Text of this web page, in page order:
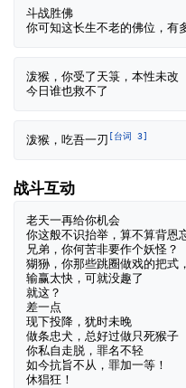
斗战胜佛
泼猴，你受了天箓，本性未改
泼猴，吃吾一刃 [台词 3]
战斗互动
老天一再给你机会
你这般不识抬举，算不算背恩
兄弟，你何苦非要作个妖怪？
猢狲，你那些跳圈做戏的把式
输赢太快，可就没趣了
就这？
差一点
现下投降，犹时未晚
做条忠犬，总好过做只死猴子
你私自走脱，罪名不轻
如今抗旨不从，罪加一等！
休猖狂！